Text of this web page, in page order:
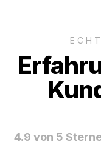
4.9 von 5